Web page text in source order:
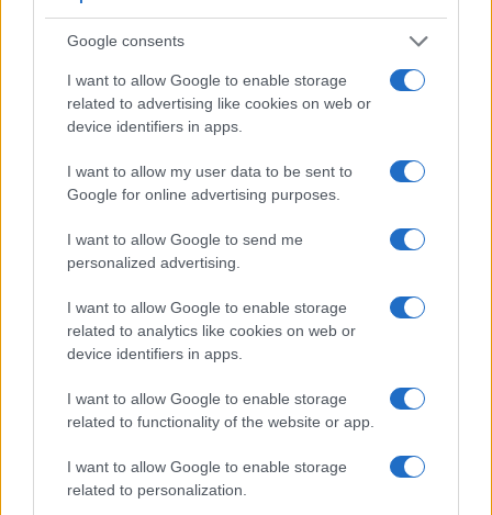
Google consents
I want to allow Google to enable storage
related to advertising like cookies on web or
device identifiers in apps.
I want to allow my user data to be sent to
Google for online advertising purposes.
I want to allow Google to send me
personalized advertising.
I want to allow Google to enable storage
related to analytics like cookies on web or
device identifiers in apps.
I want to allow Google to enable storage
related to functionality of the website or app.
I want to allow Google to enable storage
related to personalization.
Poetin ondertekent wet die cryptoregulering in Rusland invoert
Sven Bakker · 8 aug 2026
CRYPTOVALUTA
Bitcoin analyse augustus 2026: belangrijke scenario’s voor de
prijsbeweging